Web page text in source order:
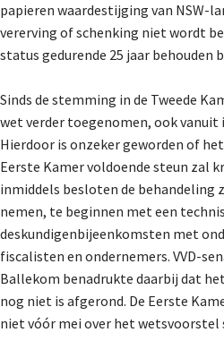
papieren waardestijging van NSW-
vererving of schenking niet wordt
status gedurende 25 jaar behouden
Sinds de stemming in de Tweede
wet verder toegenomen, ook
Hierdoor is onzeker geworden of
Eerste Kamer voldoende steun zal
inmiddels besloten de behandeling
nemen, te beginnen met een
deskundigenbijeenkomsten met
fiscalisten en ondernemers. VVD-
Ballekom benadrukte daarbij dat
nog niet is afgerond. De Eerste
niet vóór mei over het wetsvoorstel